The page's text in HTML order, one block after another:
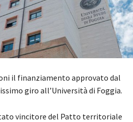
il finanziamento approvato dal
giro all’Università di Foggia.
vincitore del Patto territoriale